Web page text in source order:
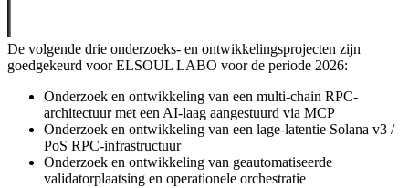
De volgende drie onderzoeks- en ontwikkelingsprojecten zijn
goedgekeurd voor ELSOUL LABO voor de periode 2026:
Onderzoek en ontwikkeling van een multi-chain RPC-
architectuur met een AI-laag aangestuurd via MCP
Onderzoek en ontwikkeling van een lage-latentie Solana v3 /
PoS RPC-infrastructuur
Onderzoek en ontwikkeling van geautomatiseerde
validatorplaatsing en operationele orchestratie